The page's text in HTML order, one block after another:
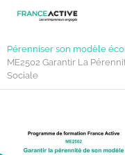
Pérenniser son modèle
ME2502 Garantir La
Sociale